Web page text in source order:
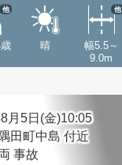
他
晴
幅5.5～
9.0m
他
月5日(金)10:05
田町中島 付近
事故